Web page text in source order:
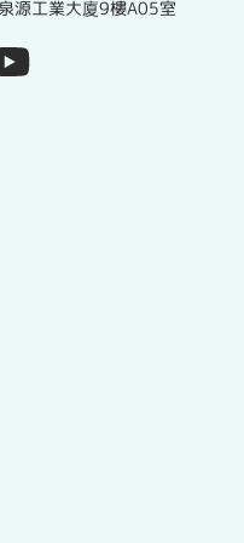
源工業大廈9樓A05室